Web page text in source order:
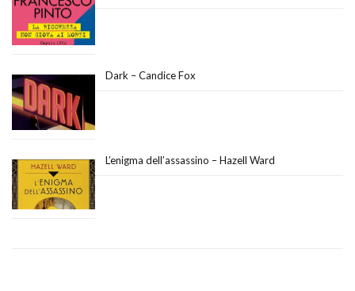
Dark – Candice Fox
L’enigma dell’assassino – Hazell Ward